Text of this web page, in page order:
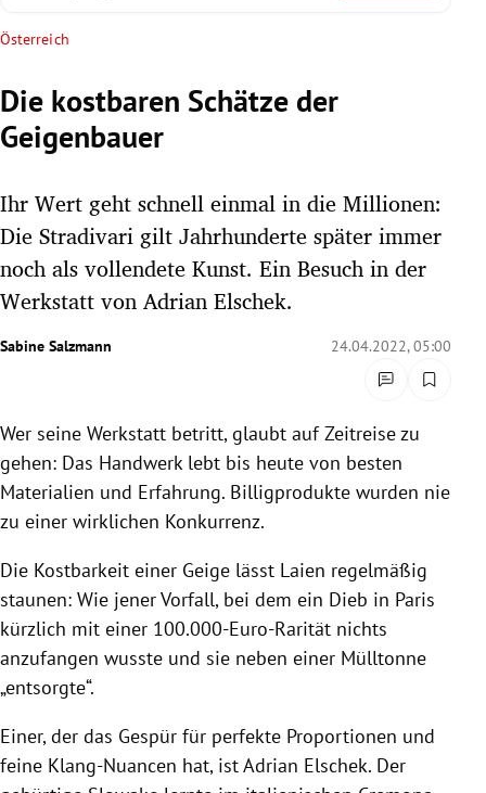
Untermenü
Untermenü
Untermenü
Untermenü
Untermenü
Untermenü
Untermenü
Untermenü
Österreich
Die kostbaren Schätze der
Geigenbauer
Ihr Wert geht schnell einmal in die Millionen:
Die Stradivari gilt Jahrhunderte später immer
noch als vollendete Kunst. Ein Besuch in der
Werkstatt von Adrian Elschek.
Sabine Salzmann 24.04.2022, 05:00
Wer seine Werkstatt betritt, glaubt auf Zeitreise zu
gehen: Das Handwerk lebt bis heute von besten
Materialien und Erfahrung. Billigprodukte wurden nie
zu einer wirklichen Konkurrenz.
Die Kostbarkeit einer Geige lässt Laien regelmäßig
staunen: Wie jener Vorfall, bei dem ein Dieb in Paris
kürzlich mit einer 100.000-Euro-Rarität nichts
anzufangen wusste und sie neben einer Mülltonne
„entsorgte“.
Einer, der das Gespür für perfekte Proportionen und
feine Klang-Nuancen hat, ist Adrian Elschek. Der